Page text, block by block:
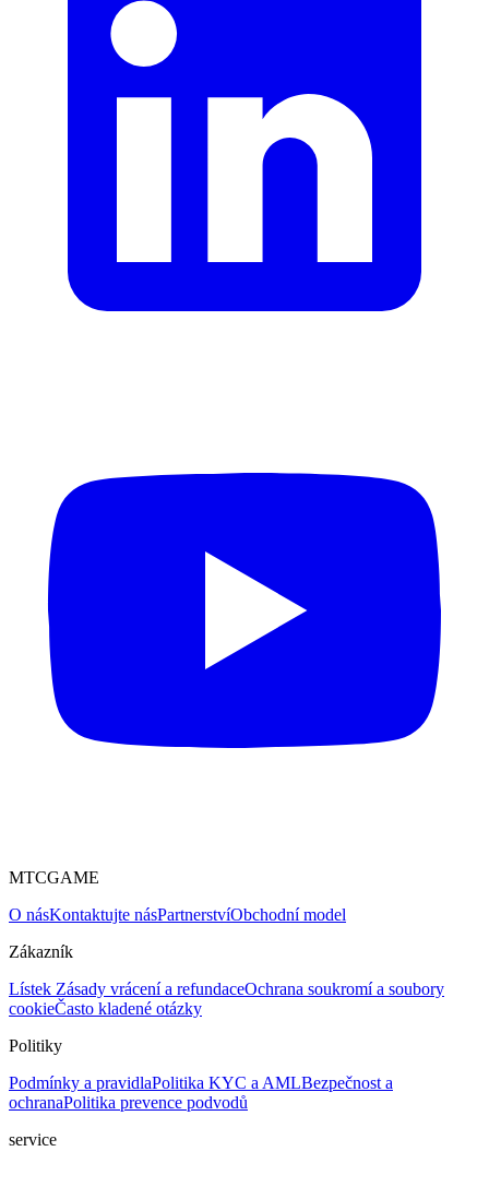
MTCGAME
O násKontaktujte násPartnerstvíObchodní model
Zákazník
Lístek Zásady vrácení a refundaceOchrana soukromí a soubory
cookieČasto kladené otázky
Politiky
Podmínky a pravidlaPolitika KYC a AMLBezpečnost a
ochranaPolitika prevence podvodů
service